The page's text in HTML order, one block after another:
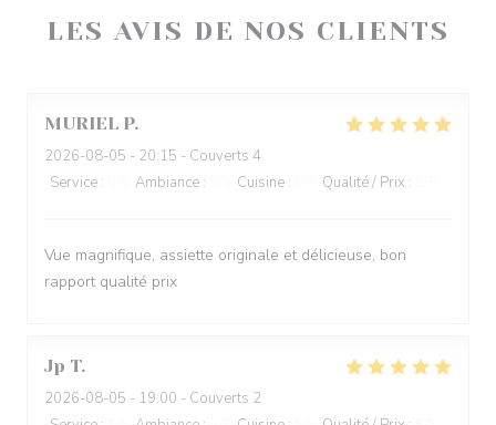
LES AVIS DE NOS CLIENTS
MURIEL P
2026-08-05 - 20:15 - Couverts 4
Service : Ambiance : Cuisine : Qualité / Prix :
Vue magnifique, assiette originale et délicieuse, bon
rapport qualité prix
Jp T
2026-08-05 - 19:00 - Couverts 2